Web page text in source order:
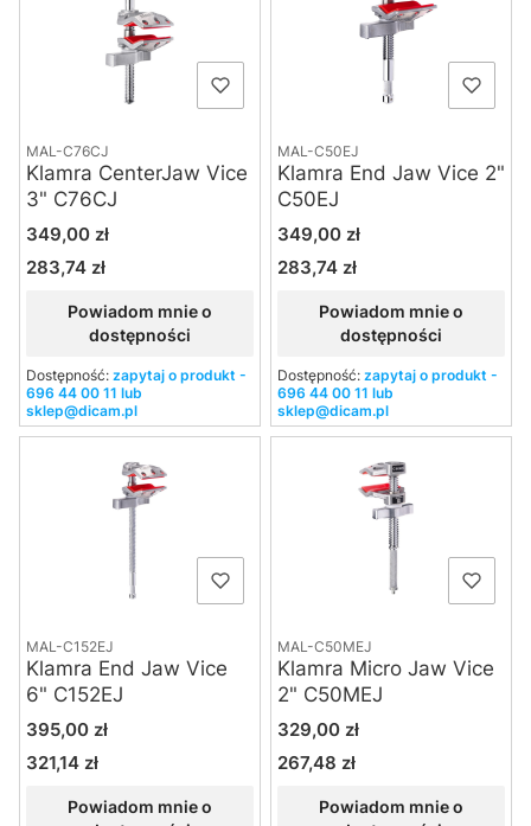
MAL-C76CJ
Klamra CenterJaw Vice
3" C76CJ
Cena
349,00 zł
Cena
283,74 zł
Powiadom mnie o
dostępności
Dostępność: zapytaj o produkt -
696 44 00 11 lub
sklep@dicam.pl
MAL-C50EJ
Klamra End Jaw Vice 2"
C50EJ
Cena
349,00 zł
Cena
283,74 zł
Powiadom mnie o
dostępności
Dostępność: zapytaj o produkt -
696 44 00 11 lub
sklep@dicam.pl
MAL-C152EJ
Klamra End Jaw Vice
6" C152EJ
Cena
395,00 zł
Cena
321,14 zł
Powiadom mnie o
MAL-C50MEJ
Klamra Micro Jaw Vice
2" C50MEJ
Cena
329,00 zł
Cena
267,48 zł
Powiadom mnie o